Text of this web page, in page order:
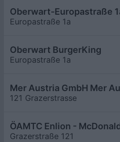
Oberwart-Europastraße
Europastraße 1a
Oberwart BurgerKing
Europastraße 1a
Mer Austria GmbH Mer
121 Grazerstrasse
ÖAMTC Enlion -
Grazerstraße 121